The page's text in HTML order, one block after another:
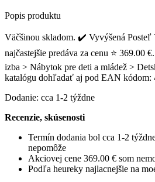
Popis produktu
Väčšinou skladom. ✔️ Vyvýšená Posteľ
najčastejšie predáva za cenu ⭐ 369.00
izba > Nábytok pre deti a mládež >
katalógu dohľadať aj pod EAN kódom:
Dodanie: cca 1-2 týždne
Recenzie, skúsenosti
Termín dodania bol cca 1-2
nepomôže
Akciovej cene 369.00 € som
Podľa heureky najlacnejšie na